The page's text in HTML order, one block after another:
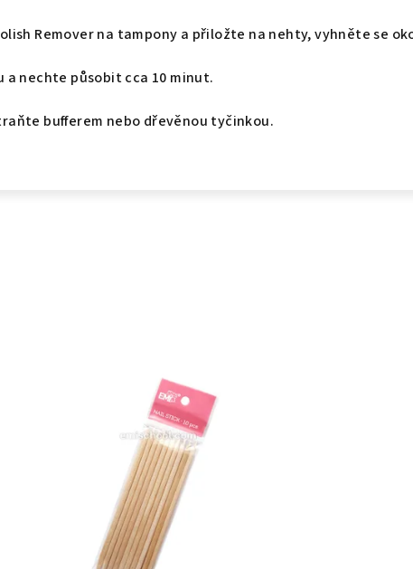
Remover na tampony a přiložte na nehty, vyhněte se
a nechte působit cca 10 minut.
bufferem nebo dřevěnou tyčinkou.